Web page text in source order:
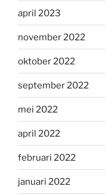
april 2023
november 2022
oktober 2022
september 2022
mei 2022
april 2022
februari 2022
januari 2022